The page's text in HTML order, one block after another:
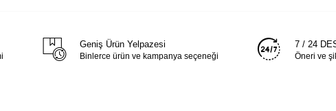
Geniş Ürün Yelpazesi
Binlerce ürün ve kampanya seçeneği
7 / 24
Öneri ve